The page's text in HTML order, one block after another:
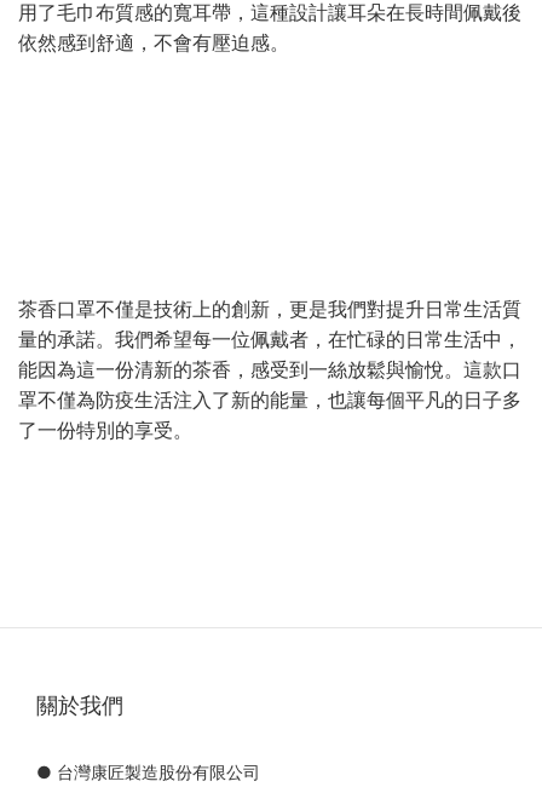
用了毛巾布質感的寬耳帶，這種設計讓耳朵在長時間佩戴後
依然感到舒適，不會有壓迫感。
茶香口罩不僅是技術上的創新，更是我們對提升日常生活質
量的承諾。我們希望每一位佩戴者，在忙碌的日常生活中，
能因為這一份清新的茶香，感受到一絲放鬆與愉悅。這款口
罩不僅為防疫生活注入了新的能量，也讓每個平凡的日子多
了一份特別的享受。
關於我們
● 台灣康匠製造股份有限公司